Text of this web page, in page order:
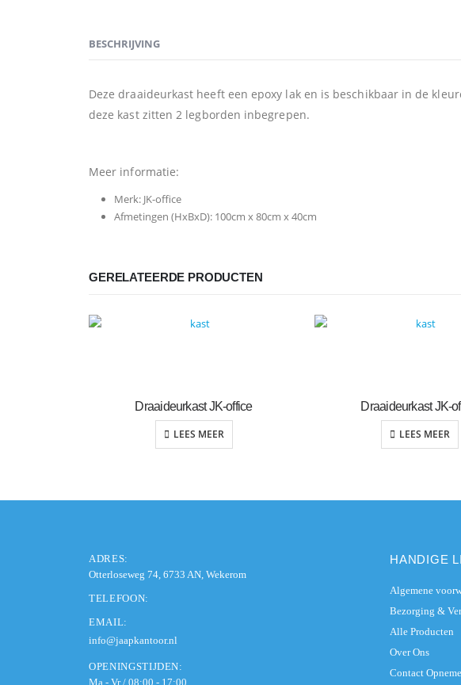
BESCHRIJVING
Deze draaideurkast heeft een epoxy lak en is beschikbaar in de
deze kast zitten 2 legborden inbegrepen.
Meer informatie:
Merk: JK-office
Afmetingen (HxBxD): 100cm x 80cm x 40cm
GERELATEERDE PRODUCTEN
Draaideurkast JK-office
LEES MEER
Draaideurkast JK-
LEES MEER
ADRES:
Otterloseweg 74, 6733 AN, Wekerom
TELEFOON:
EMAIL:
info@jaapkantoor.nl
OPENINGSTIJDEN:
Ma - Vr / 08:00 - 17:00
HANDIGE
Algemene
Bezorging &
Alle Producten
Over Ons
Contact